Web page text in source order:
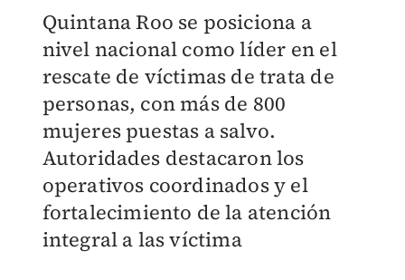
Quintana Roo se posiciona a
nivel nacional como líder en el
rescate de víctimas de trata de
personas, con más de 800
mujeres puestas a salvo.
Autoridades destacaron los
operativos coordinados y el
fortalecimiento de la atención
integral a las víctima